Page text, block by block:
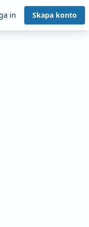
in Skapa konto